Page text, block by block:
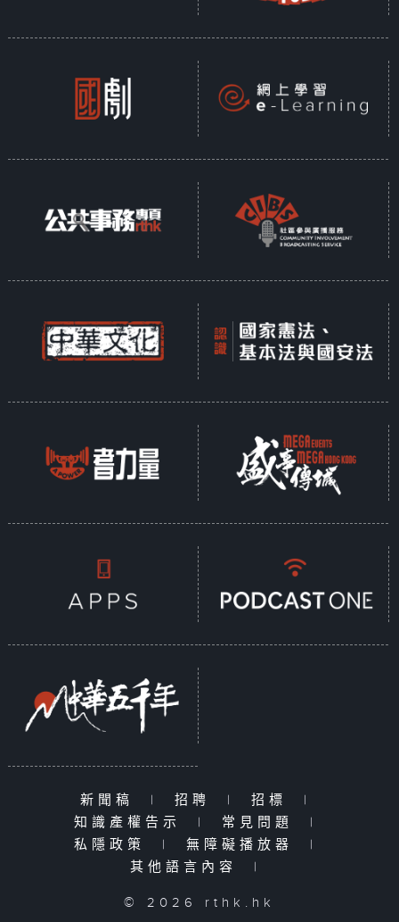
新聞稿 | 招聘 | 招標
|
知識產權告示
| 常見問題
|
私隱政策
| 無障礙播放器
|
其他語言內容
|
© 2026 rthk.hk